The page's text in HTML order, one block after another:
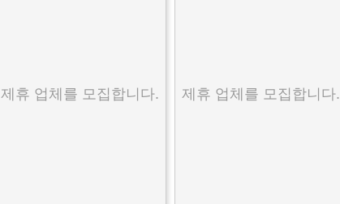
제휴 업체를 모집합니다. 제휴 업체를 모집합니다.